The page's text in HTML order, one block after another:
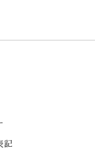
記